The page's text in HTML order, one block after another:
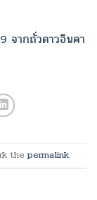
จากถั่วดาวอินคา
the permalink.